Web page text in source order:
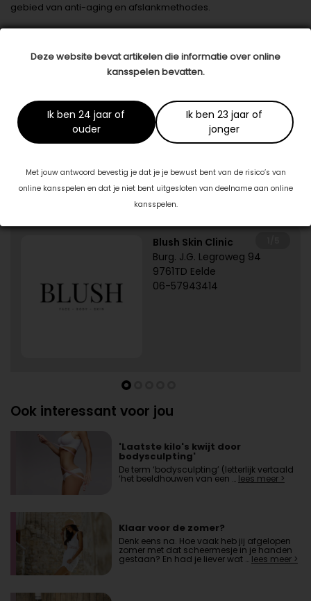
Deze website bevat artikelen die informatie over online
kansspelen bevatten.
Ik ben 24 jaar of
ouder
Ik ben 23 jaar of
jonger
Met jouw antwoord bevestig je dat je je bewust bent van de risico’s van
online kansspelen en dat je niet bent uitgesloten van deelname aan online
kansspelen.
gebied van anti-aging en afslankmethodes.
Deel dit artikel
Dit artikel is tot stand gekomen in samenwerking met:
Dali Wellness
www.dali-wellness.nl
Specialisten in jouw buurt
Blush Skin Clinic
Burg. J.G. Legroweg 94
9761TD Eelde
06-57943414
Ook interessant voor jou
'Laatste kilo's kwijt door
bodysculpting'
De term ‘bodysculpting’ (letterlijk vertaald
‘het beeldhouwen van een … lees meer >
Klaar voor de zomer?
Denk eens na. Hoe vaak heb jij afgelopen
zomer met dat scheermesje in je handen
gestaan? En had je liever wat …lees meer >